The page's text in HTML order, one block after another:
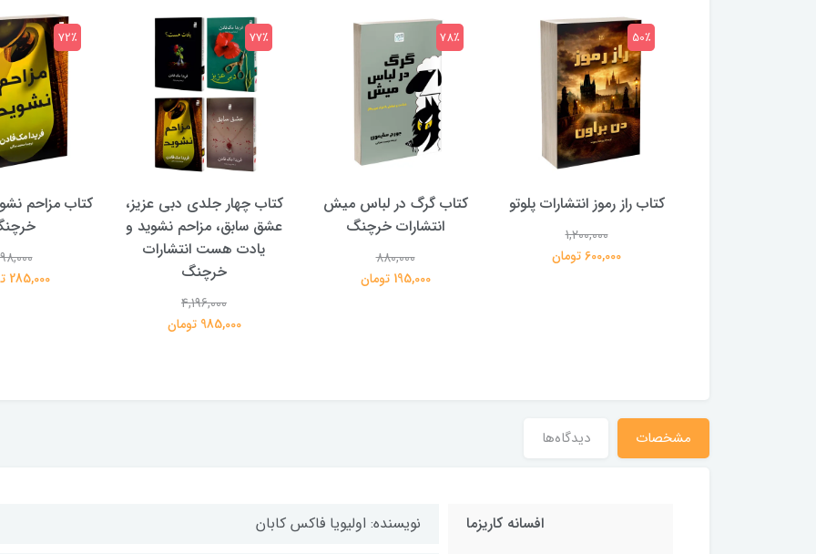
کتاب راز رموز انتشارات پلوتو
1,200,000
600,000 تومان
50٪
کتاب گرگ در لباس میش
انتشارات خرچنگ
880,000
195,000 تومان
78٪
کتاب چهار جلدی دبی عزیز،
عشق سابق، مزاحم نشوید و
یادت هست انتشارات
خرچنگ
4,196,000
985,000 تومان
77٪
کتاب مزاحم
285,000 تومان
72٪
مشخصات دیدگاه‌ها
افسانه کاریزما نویسنده: اولیویا فاکس کابان